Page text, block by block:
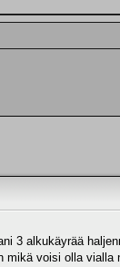
3 alkukäyrää
voisi olla